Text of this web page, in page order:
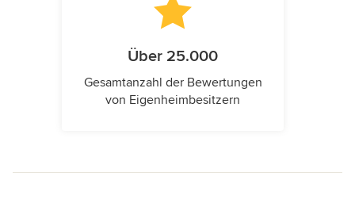
Über 25.000
Gesamtanzahl der Bewertungen
von Eigenheimbesitzern